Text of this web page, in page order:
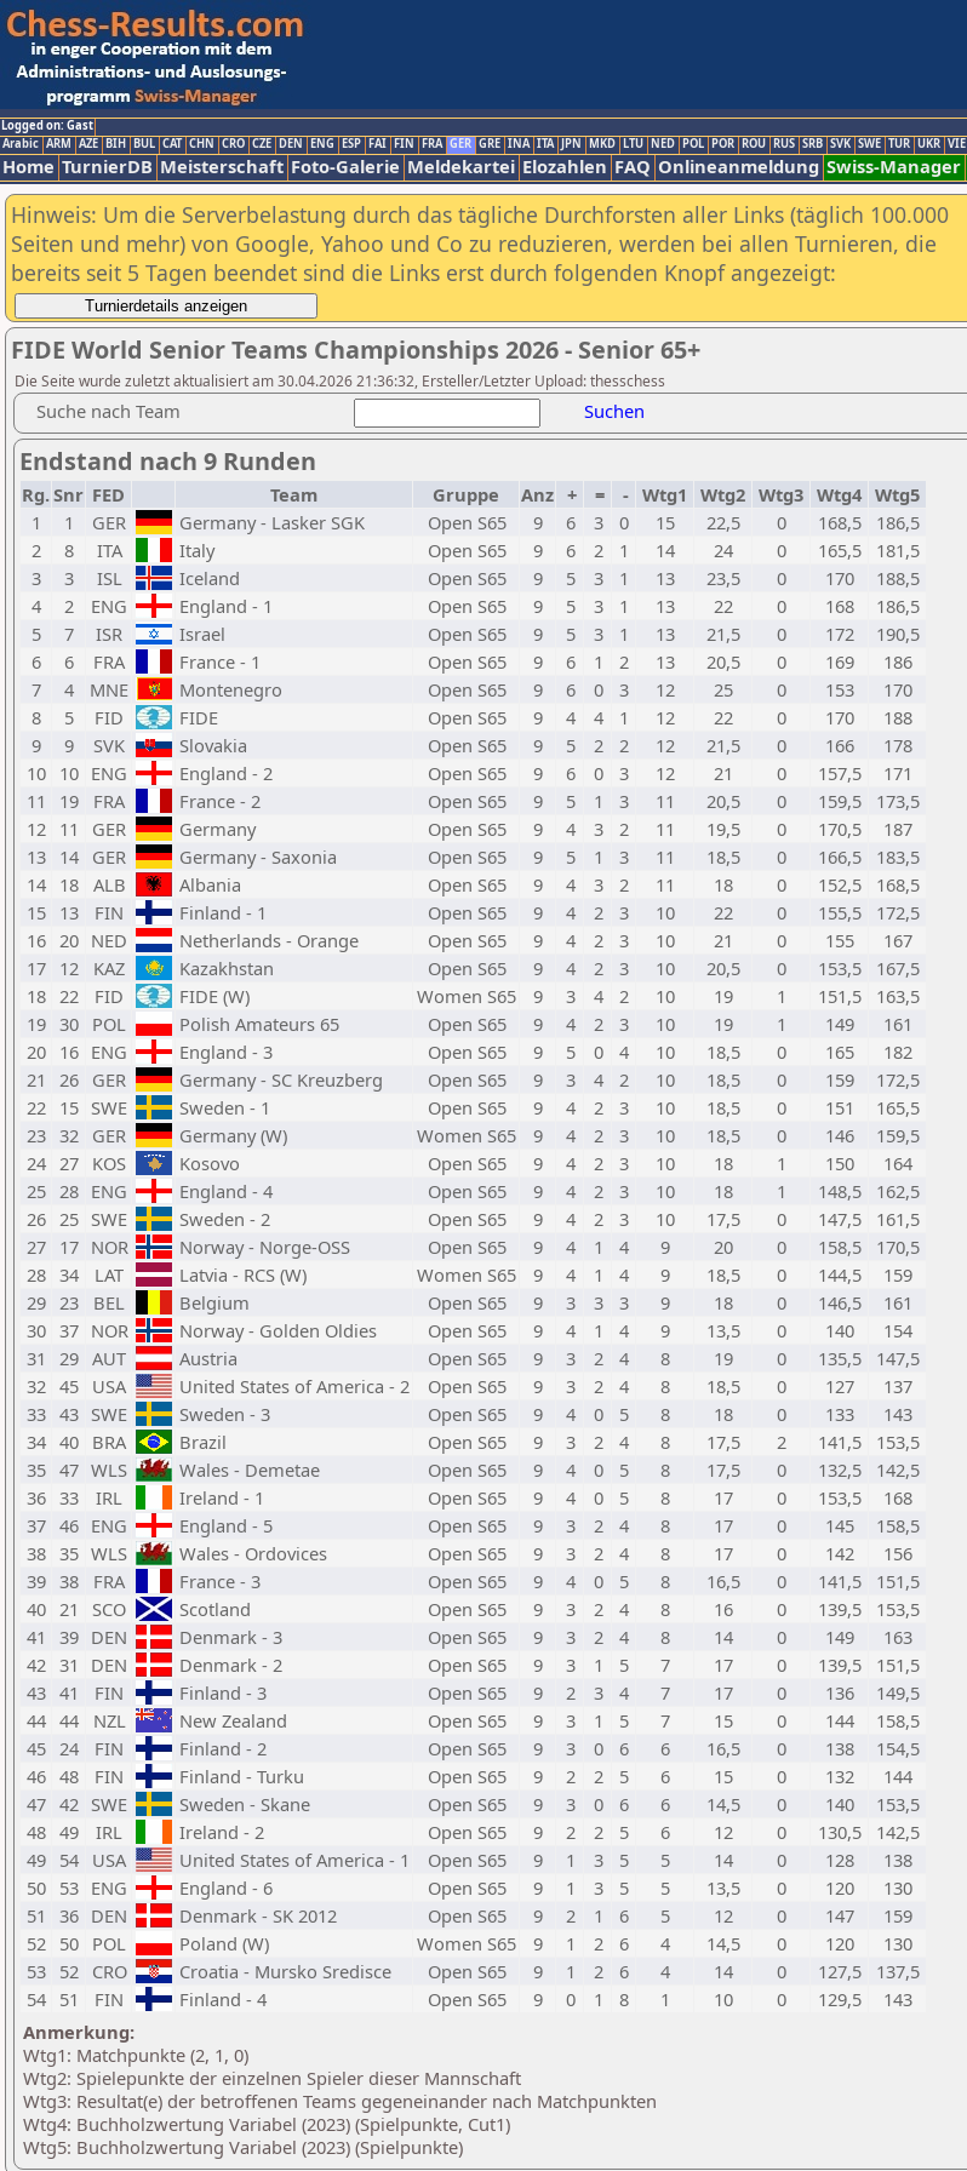
Logged on: Gast
Arabic ARM AZE BIH BUL CAT CHN CRO CZE DEN ENG ESP FAI FIN FRA GER GRE INA ITA JPN MKD LTU NED POL POR ROU RUS SRB SVK SWE TUR UKR VIE
Home TurnierDB Meisterschaft Foto-Galerie Meldekartei Elozahlen FAQ Onlineanmeldung Swiss-Manager
Hinweis: Um die Serverbelastung durch das tägliche Durchforsten aller Links (täglich 100.000
Seiten und mehr) von Google, Yahoo und Co zu reduzieren, werden bei allen Turnieren, die
bereits seit 5 Tagen beendet sind die Links erst durch folgenden Knopf angezeigt:
FIDE World Senior Teams Championships 2026 - Senior 65+
Die Seite wurde zuletzt aktualisiert am 30.04.2026 21:36:32, Ersteller/Letzter Upload: thesschess
Suche nach Team Suchen
Endstand nach 9 Runden
Rg.Snr FED Team Gruppe Anz + = - Wtg1 Wtg2 Wtg3 Wtg4 Wtg5
1
1 GER Germany - Lasker SGK Open S65 9 6 3 0 15 22,5 0 168,5
186,5
2
8 ITA Italy Open S65 9 6 2 1 14 24 0 165,5
181,5
3
3 ISL Iceland Open S65 9 5 3 1 13 23,5 0 170
188,5
4
2 ENG England - 1 Open S65 9 5 3 1 13 22 0 168
186,5
5
7 ISR Israel Open S65 9 5 3 1 13 21,5 0 172
190,5
6
6 FRA France - 1 Open S65 9 6 1 2 13 20,5 0 169
186
7
4 MNE Montenegro Open S65 9 6 0 3 12 25 0 153
170
8
5 FID FIDE Open S65 9 4 4 1 12 22 0 170
188
9
9 SVK Slovakia Open S65 9 5 2 2 12 21,5 0 166
178
10 10 ENG England - 2 Open S65 9 6 0 3 12 21 0 157,5
171
11
19 FRA France - 2 Open S65 9 5 1 3 11 20,5 0 159,5
173,5
12 11 GER Germany Open S65 9 4 3 2 11 19,5 0 170,5
187
13 14 GER Germany - Saxonia Open S65 9 5 1 3 11 18,5 0 166,5
183,5
14 18 ALB Albania Open S65 9 4 3 2 11 18 0 152,5
168,5
15 13 FIN Finland - 1 Open S65 9 4 2 3 10 22 0 155,5
172,5
16 20 NED Netherlands - Orange Open S65 9 4 2 3 10 21 0 155
167
17 12 KAZ Kazakhstan Open S65 9 4 2 3 10 20,5 0 153,5
167,5
18 22 FID FIDE (W) Women S65 9 3 4 2 10 19 1 151,5
163,5
19 30 POL Polish Amateurs 65 Open S65 9 4 2 3 10 19 1 149
161
20 16 ENG England - 3 Open S65 9 5 0 4 10 18,5 0 165
182
21
26 GER Germany - SC Kreuzberg Open S65 9 3 4 2 10 18,5 0 159
172,5
22 15 SWE Sweden - 1 Open S65 9 4 2 3 10 18,5 0 151
165,5
23 32 GER Germany (W) Women S65 9 4 2 3 10 18,5 0 146
159,5
24 27 KOS Kosovo Open S65 9 4 2 3 10 18 1 150
164
25 28 ENG England - 4 Open S65 9 4 2 3 10 18 1 148,5
162,5
26 25 SWE Sweden - 2 Open S65 9 4 2 3 10 17,5 0 147,5
161,5
27 17 NOR Norway - Norge-OSS Open S65 9 4 1 4 9 20 0 158,5
170,5
28 34 LAT Latvia - RCS (W) Women S65 9 4 1 4 9 18,5 0 144,5
159
29 23 BEL Belgium Open S65 9 3 3 3 9 18 0 146,5
161
30 37 NOR Norway - Golden Oldies Open S65 9 4 1 4 9 13,5 0 140
154
31
29 AUT Austria Open S65 9 3 2 4 8 19 0 135,5
147,5
32 45 USA United States of America - 2 Open S65 9 3 2 4 8 18,5 0 127
137
33 43 SWE Sweden - 3 Open S65 9 4 0 5 8 18 0 133
143
34 40 BRA Brazil Open S65 9 3 2 4 8 17,5 2 141,5
153,5
35 47 WLS Wales - Demetae Open S65 9 4 0 5 8 17,5 0 132,5
142,5
36 33 IRL Ireland - 1 Open S65 9 4 0 5 8 17 0 153,5
168
37 46 ENG England - 5 Open S65 9 3 2 4 8 17 0 145
158,5
38 35 WLS Wales - Ordovices Open S65 9 3 2 4 8 17 0 142
156
39 38 FRA France - 3 Open S65 9 4 0 5 8 16,5 0 141,5
151,5
40 21 SCO Scotland Open S65 9 3 2 4 8 16 0 139,5
153,5
41
39 DEN Denmark - 3 Open S65 9 3 2 4 8 14 0 149
163
42 31 DEN Denmark - 2 Open S65 9 3 1 5 7 17 0 139,5
151,5
43 41 FIN Finland - 3 Open S65 9 2 3 4 7 17 0 136
149,5
44 44 NZL New Zealand Open S65 9 3 1 5 7 15 0 144
158,5
45 24 FIN Finland - 2 Open S65 9 3 0 6 6 16,5 0 138
154,5
46 48 FIN Finland - Turku Open S65 9 2 2 5 6 15 0 132
144
47 42 SWE Sweden - Skane Open S65 9 3 0 6 6 14,5 0 140
153,5
48 49 IRL Ireland - 2 Open S65 9 2 2 5 6 12 0 130,5
142,5
49 54 USA United States of America - 1 Open S65 9 1 3 5 5 14 0 128
138
50 53 ENG England - 6 Open S65 9 1 3 5 5 13,5 0 120
130
51
36 DEN Denmark - SK 2012 Open S65 9 2 1 6 5 12 0 147
159
52 50 POL Poland (W) Women S65 9 1 2 6 4 14,5 0 120
130
53 52 CRO Croatia - Mursko Sredisce Open S65 9 1 2 6 4 14 0 127,5
137,5
54 51 FIN Finland - 4 Open S65 9 0 1 8 1 10 0 129,5
143
Anmerkung:
Wtg1: Matchpunkte (2, 1, 0)
Wtg2: Spielepunkte der einzelnen Spieler dieser Mannschaft
Wtg3: Resultat(e) der betroffenen Teams gegeneinander nach Matchpunkten
Wtg4: Buchholzwertung Variabel (2023) (Spielpunkte, Cut1)
Wtg5: Buchholzwertung Variabel (2023) (Spielpunkte)